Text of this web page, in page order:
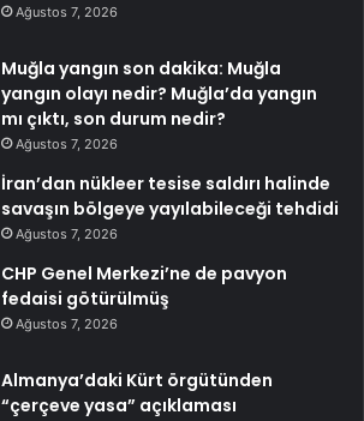
Ağustos 7, 2026
Muğla yangın son dakika: Muğla
yangın olayı nedir? Muğla’da yangın
mı çıktı, son durum nedir?
Ağustos 7, 2026
İran’dan nükleer tesise saldırı halinde
savaşın bölgeye yayılabileceği tehdidi
Ağustos 7, 2026
CHP Genel Merkezi’ne de pavyon
fedaisi götürülmüş
Ağustos 7, 2026
Almanya’daki Kürt örgütünden
“çerçeve yasa” açıklaması